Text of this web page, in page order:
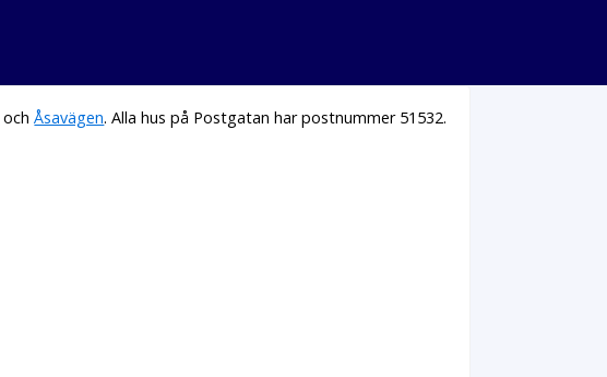
ochÅsavägen. Alla hus på Postgatan har postnummer 51532.